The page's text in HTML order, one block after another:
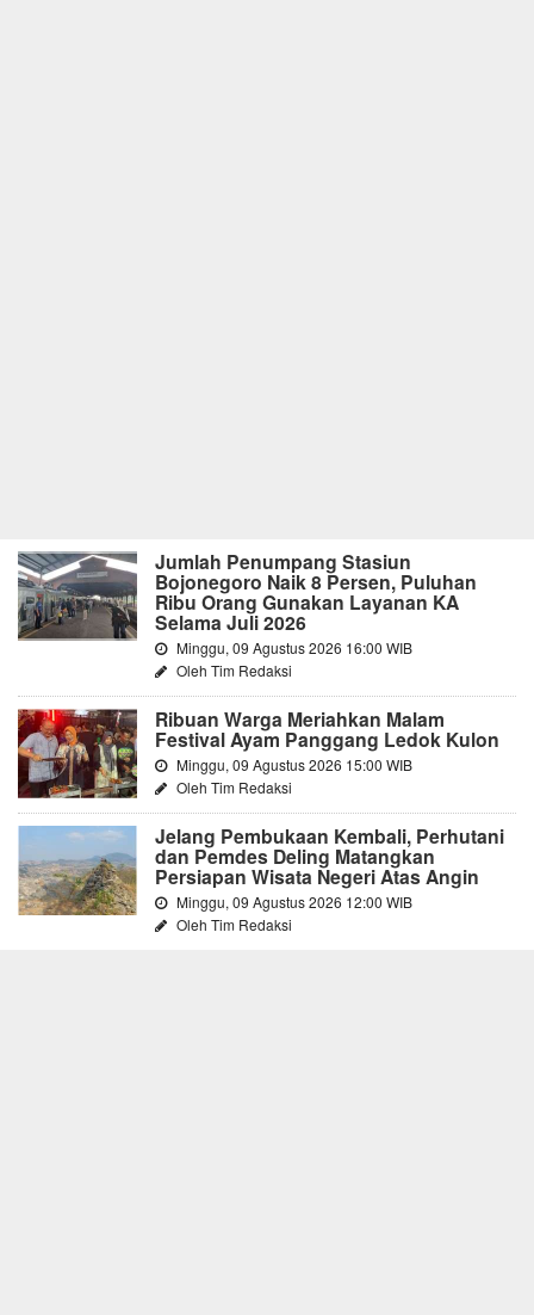
Jumlah Penumpang Stasiun
Bojonegoro Naik 8 Persen, Puluhan
Ribu Orang Gunakan Layanan KA
Selama Juli 2026
Minggu, 09 Agustus 2026 16:00 WIB
Oleh Tim Redaksi
Ribuan Warga Meriahkan Malam
Festival Ayam Panggang Ledok Kulon
Minggu, 09 Agustus 2026 15:00 WIB
Oleh Tim Redaksi
Jelang Pembukaan Kembali, Perhutani
dan Pemdes Deling Matangkan
Persiapan Wisata Negeri Atas Angin
Minggu, 09 Agustus 2026 12:00 WIB
Oleh Tim Redaksi